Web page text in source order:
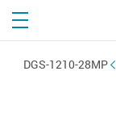
DGS-1210-28MP